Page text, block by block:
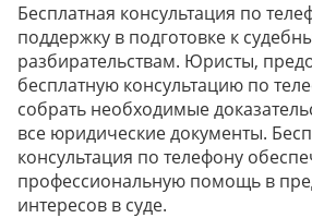
Бесплатная консультация по
поддержку в подготовке к
разбирательствам. Юристы,
бесплатную консультацию по
собрать необходимые
все юридические документы.
консультация по телефону
профессиональную помощь в
интересов в суде.